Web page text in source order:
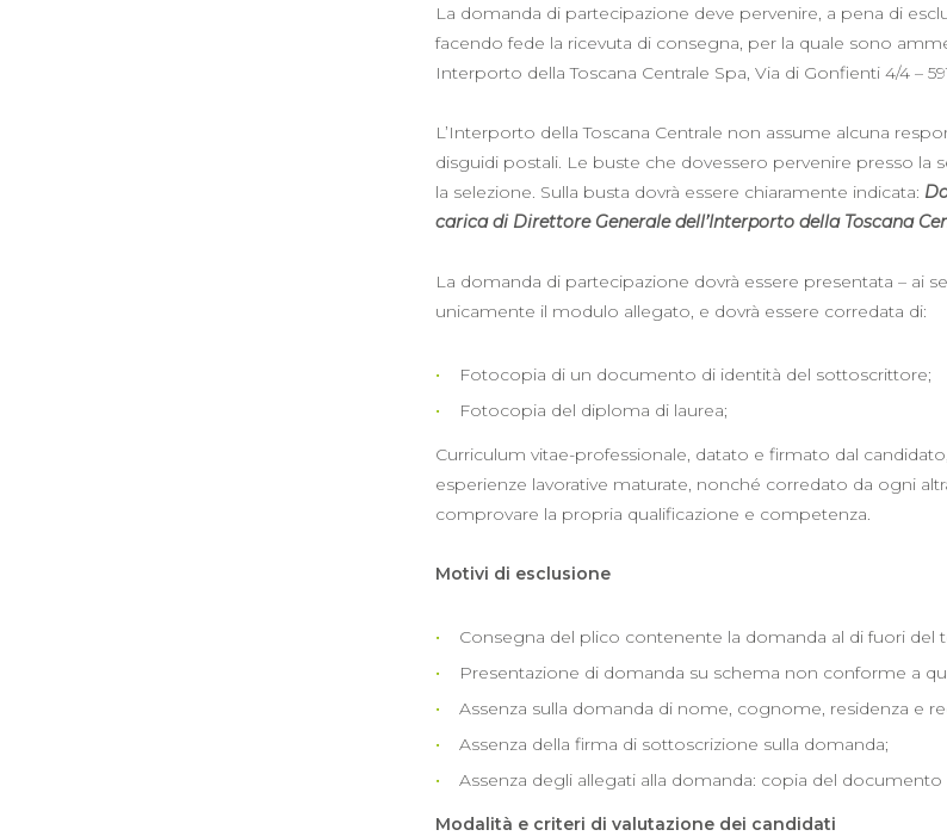
La domanda di partecipazione deve pervenire, a pena di
facendo fede la ricevuta di consegna, per la quale sono
Interporto della Toscana Centrale Spa, Via di Gonfienti 4/4 –
L’Interporto della Toscana Centrale non assume alcuna
disguidi postali. Le buste che dovessero pervenire presso la
la selezione. Sulla busta dovrà essere chiaramente indicata:
carica di Direttore Generale dell’Interporto della Toscana
La domanda di partecipazione dovrà essere presentata – ai
unicamente il modulo allegato, e dovrà essere corredata di:
Fotocopia di un documento di identità del sottoscrittore;
Fotocopia del diploma di laurea;
Curriculum vitae-professionale, datato e firmato dal
esperienze lavorative maturate, nonché corredato da ogni
comprovare la propria qualificazione e competenza.
Motivi di esclusione
Consegna del plico contenente la domanda al di fuori del
Presentazione di domanda su schema non conforme a
Assenza sulla domanda di nome, cognome, residenza e
Assenza della firma di sottoscrizione sulla domanda;
Assenza degli allegati alla domanda: copia del
Modalità e criteri di valutazione dei candidati